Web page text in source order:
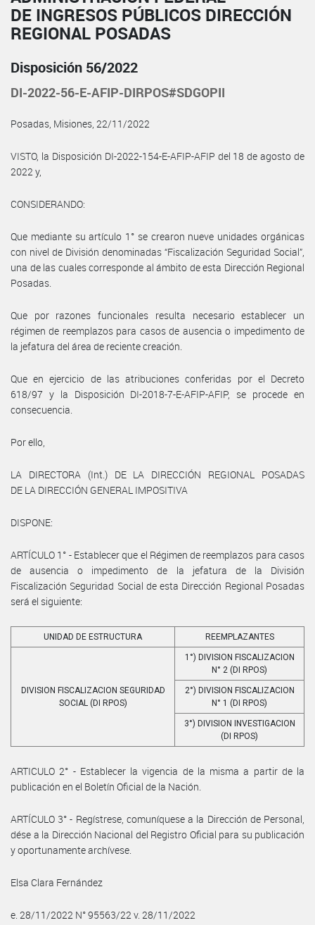
DE INGRESOS PÚBLICOS DIRECCIÓN
REGIONAL POSADAS
Disposición 56/2022
DI-2022-56-E-AFIP-DIRPOS#SDGOPII
Posadas, Misiones, 22/11/2022
VISTO, la Disposición DI-2022-154-E-AFIP-AFIP del 18 de agosto de
2022 y,
CONSIDERANDO:
Que mediante su artículo 1° se crearon nueve unidades orgánicas
con nivel de División denominadas “Fiscalización Seguridad Social”,
una de las cuales corresponde al ámbito de esta Dirección Regional
Posadas.
Que por razones funcionales resulta necesario establecer un
régimen de reemplazos para casos de ausencia o impedimento de
la jefatura del área de reciente creación.
Que en ejercicio de las atribuciones conferidas por el Decreto
618/97 y la Disposición DI-2018-7-E-AFIP-AFIP, se procede en
consecuencia.
Por ello,
LA DIRECTORA (Int.) DE LA DIRECCIÓN REGIONAL POSADAS
DE LA DIRECCIÓN GENERAL IMPOSITIVA
DISPONE:
ARTÍCULO 1° - Establecer que el Régimen de reemplazos para casos
de ausencia o impedimento de la jefatura de la División
Fiscalización Seguridad Social de esta Dirección Regional Posadas
será el siguiente:
UNIDAD DE ESTRUCTURA REEMPLAZANTES
DIVISION FISCALIZACION SEGURIDAD
SOCIAL (DI RPOS)
1°) DIVISION FISCALIZACION
N° 2 (DI RPOS)
2°) DIVISION FISCALIZACION
N° 1 (DI RPOS)
3°) DIVISION INVESTIGACION
(DI RPOS)
ARTICULO 2° - Establecer la vigencia de la misma a partir de la
publicación en el Boletín Oficial de la Nación.
ARTÍCULO 3° - Regístrese, comuníquese a la Dirección de Personal,
dése a la Dirección Nacional del Registro Oficial para su publicación
y oportunamente archívese.
Elsa Clara Fernández
e. 28/11/2022 N° 95563/22 v. 28/11/2022